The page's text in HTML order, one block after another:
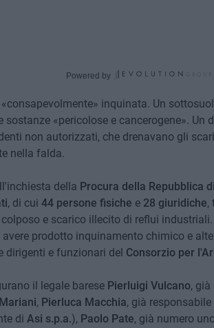
Powered by
inquinata. Un
sostanze «pericolose e cancerogene».
non autorizzati, che drenavano gli
nella falda.
della Procura della Repubblica
, di cui 44 persone fisiche e 28 giuridiche,
e scarico illecito di reflui
prodotto inquinamento chimico e
dirigenti e funzionari del Consorzio per
il legale barese Pierluigi Vulcano, già
, Pierluca Macchia, già
di Asi s.p.a.), Paolo Pate, già numero